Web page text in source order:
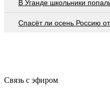
В Уганде школьники
Спасёт ли осень Россию
Связь с эфиром